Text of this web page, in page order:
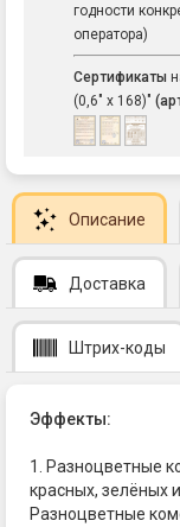
годности
оператора)
Сертификаты
(0,6" х 168)"
Описание
Доставка
Штрих-коды
Эффекты:
1. Разноцветные
красных, зелёных
Разноцветные